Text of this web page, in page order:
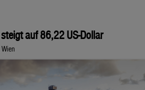
auf 86,22 US-Dollar